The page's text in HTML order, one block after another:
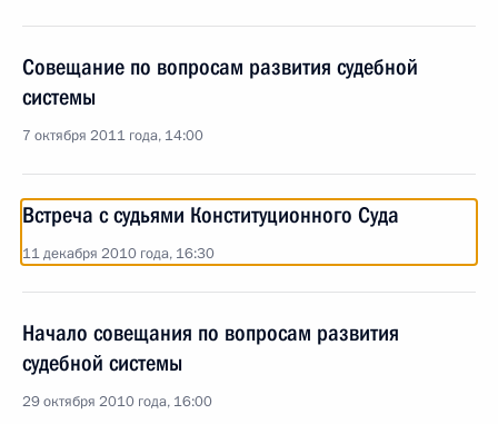
Совещание по вопросам развития судебной
системы
7 октября 2011 года, 14:00
Встреча с судьями Конституционного Суда
11 декабря 2010 года, 16:30
Начало совещания по вопросам развития
судебной системы
29 октября 2010 года, 16:00